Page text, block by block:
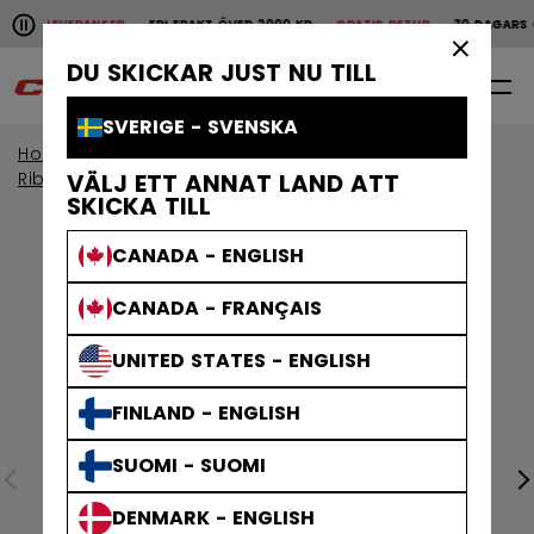
DU SKICKAR JUST NU TILL
SVERIGE - SVENSKA
VÄLJ ETT ANNAT LAND ATT
SKICKA TILL
CANADA - ENGLISH
CANADA - FRANÇAIS
UNITED STATES - ENGLISH
FINLAND - ENGLISH
SUOMI - SUOMI
DENMARK - ENGLISH
Pause the horizontal scroll animation.
LEVERANSERFRI FRAKT ÖVER 2000 KRGRATIS RETUR30 DAGARS
Snabba leveranser Fri frakt över 2000 kr
0
Home Klubbor
Visa alla klubbor
Ribcor-klubbor